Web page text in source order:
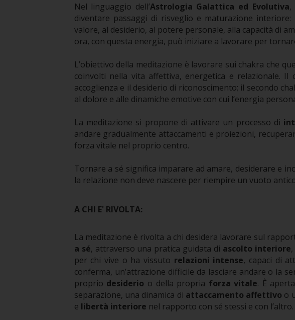
Nel linguaggio dell’Astrologia Galattica ed Evolutiva,
diventare passaggi di risveglio e maturazione
valore, al desiderio, al potere personale, alla capacità di
ora, con questa energia, può iniziare a lavorare per
L’obiettivo della meditazione è lavorare sui chakra che
coinvolti nella vita affettiva, energetica e relazionale.
accoglienza e il desiderio di riconoscimento; il secondo
al dolore e alle dinamiche emotive con cui l’energia
La meditazione si propone di attivare un processo di
andare gradualmente attaccamenti e proiezioni,
forza vitale nel proprio centro.
Tornare a sé significa imparare ad amare, desiderare e
la relazione non deve nascere per riempire un vuoto
A CHI E' RIVOLTA:
La meditazione è rivolta a chi desidera lavorare sul
a sé, attraverso una pratica guidata di ascolto interiore,
per chi vive o ha vissuto relazioni intense, capaci di
conferma, un’attrazione difficile da lasciare andare o la
proprio desiderio o della propria forza vitale. È
separazione, una dinamica di attaccamento affettivo o
e libertà interiore nel rapporto con sé stessi e con l’altro.